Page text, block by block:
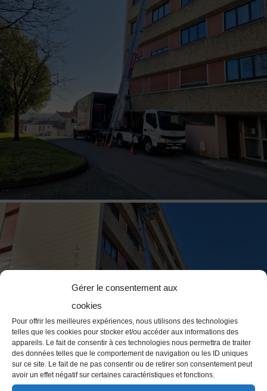
Gérer le consentement aux
cookies
Pour offrir les meilleures expériences, nous utilisons des technologies
telles que les cookies pour stocker et/ou accéder aux informations des
appareils. Le fait de consentir à ces technologies nous permettra de traiter
des données telles que le comportement de navigation ou les ID uniques
sur ce site. Le fait de ne pas consentir ou de retirer son consentement peut
avoir un effet négatif sur certaines caractéristiques et fonctions.